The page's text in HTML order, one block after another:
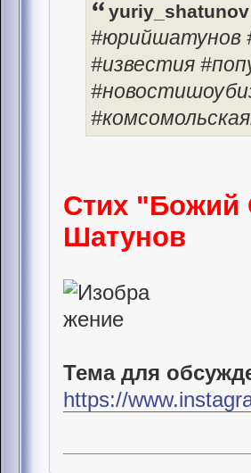
yuriy_shatunov
#юрийшатунов
#известия
Стих "Божий
Шатунов
Тема для
https://